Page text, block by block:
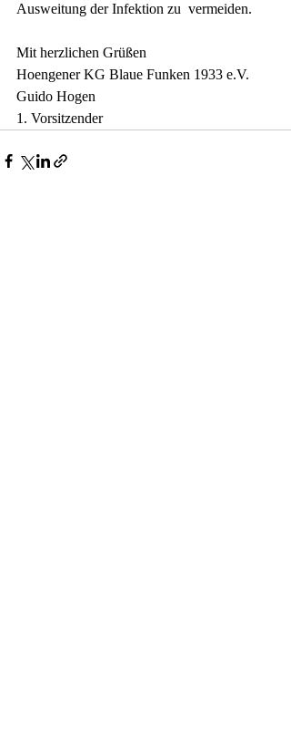
Ausweitung der Infektion zu  vermeiden.
Mit herzlichen Grüßen
Hoengener KG Blaue Funken 1933 e.V.
Guido Hogen
1. Vorsitzender